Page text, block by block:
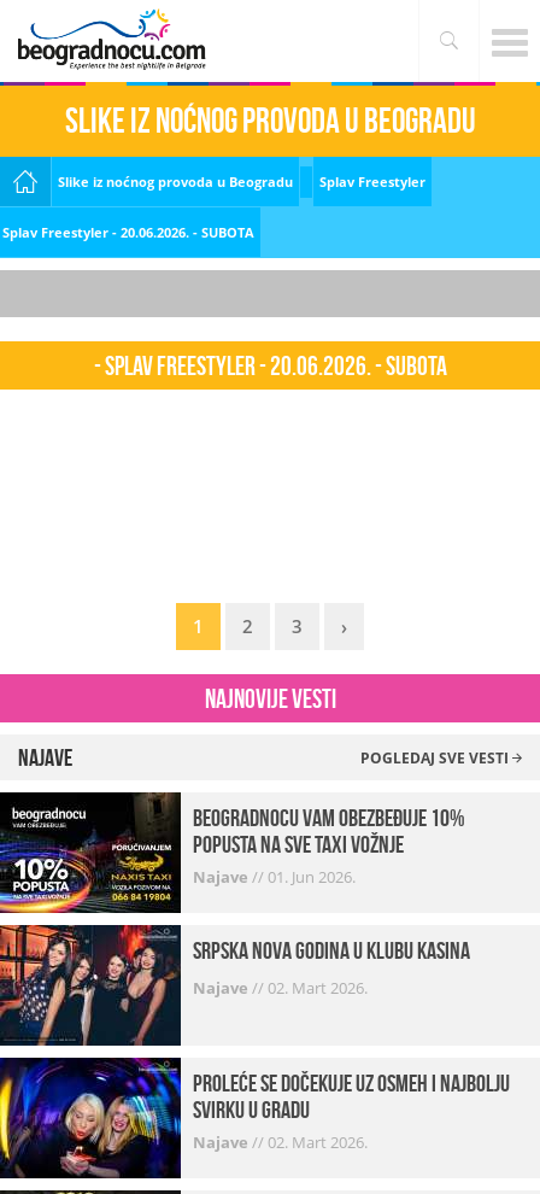
Slike iz noćnog provoda u Beogradu
Slike iz noćnog provoda u Beogradu Splav Freestyler
Splav Freestyler - 20.06.2026. - SUBOTA
- Splav Freestyler - 20.06.2026. - SUBOTA
1 2 3 ›
Najnovije vesti
Najave POGLEDAJ SVE VESTI
beogradnocu vam obezbeđuje 10%
popusta na sve taxi vožnje
Najave //01. Jun 2026.
Srpska Nova godina u klubu Kasina
Najave //02. Mart 2026.
Proleće se dočekuje uz osmeh i najbolju
svirku u gradu
Najave //02. Mart 2026.